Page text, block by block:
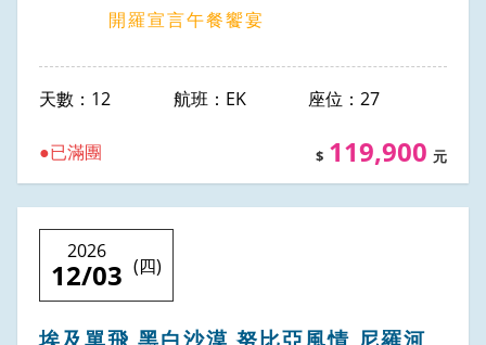
開羅宣言午餐饗宴
12 EK 27
已滿團 119,900
2026
12/03 (四)
埃及單飛 黑白沙漠 努比亞風情 尼羅河